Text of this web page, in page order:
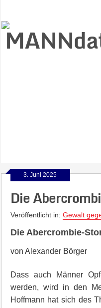
3. Juni 2025
Die
Veröffentlicht in: Gewalt
Die Abercrombie-
von Alexander Börger
Dass auch Männer
werden, wird in den
Hoffmann hat sich des